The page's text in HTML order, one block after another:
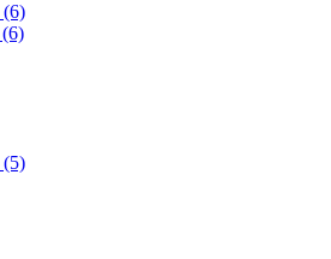
(6)
(6)
(5)